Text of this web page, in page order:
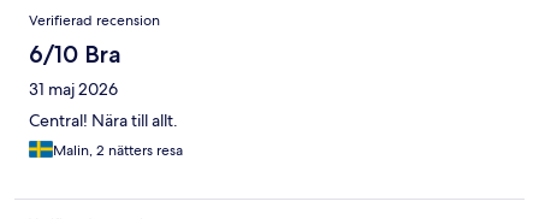
Verifierad recension
6/10 Bra
31 maj 2026
Central! Nära till allt.
Malin, 2 nätters resa